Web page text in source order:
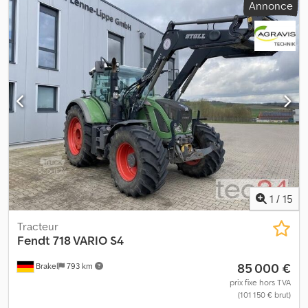
supérieure mécanique avant 0040 Pré-équipement chargeur
0050 Consoles Fendt Cargo Cjdpfxezhc Eio Agnsrf 0060
Gyrophare LED gauche 0070 Phare de travail montant A 0080
Phare de travail toit 0090 RTK 0100 Phare de travail aile arrière
0110 1 distributeur double effet avant 0120 Commande externe
du relevage avant 0130 Pneus avant Bridgestone VF600/65R28
0140 Pneus arrière Alliance VF650/65R42 0150 Barre supérieure
hydraulique arrière 0160 ISOBUS 0170 4 distributeurs double effet
arrière 0180 Load Sensing 0190 Commande externe du relevage
arrière 0200 Interrupteur prise de force externe aile arrière 0210
50 km/h 0220 4 phares de travail toit arrière 0230 Boule d’attelage
380mm 0240 K80 fixe 0250 Climatisation automatique 0260
Essuie-glace/lave-glace arrière 0270 Radio
Annonce
1 / 15
Brakel 793 km
Tracteur
Fendt 718 VARIO S4
85 000 €
prix fixe hors TVA
(101 150 € brut)